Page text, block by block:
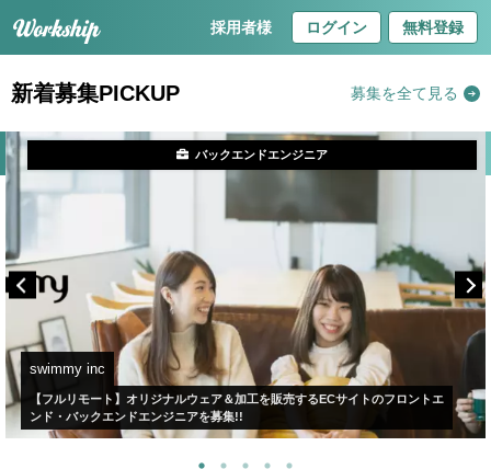
採用者様 ログイン 無料登録
新着募集PICKUP 募集を全て見る
swimmy inc
【フルリモート】オリジナルウェア＆加工を販売するECサイトのフロントエ
ンド・バックエンドエンジニアを募集!!
バックエンドエンジニア